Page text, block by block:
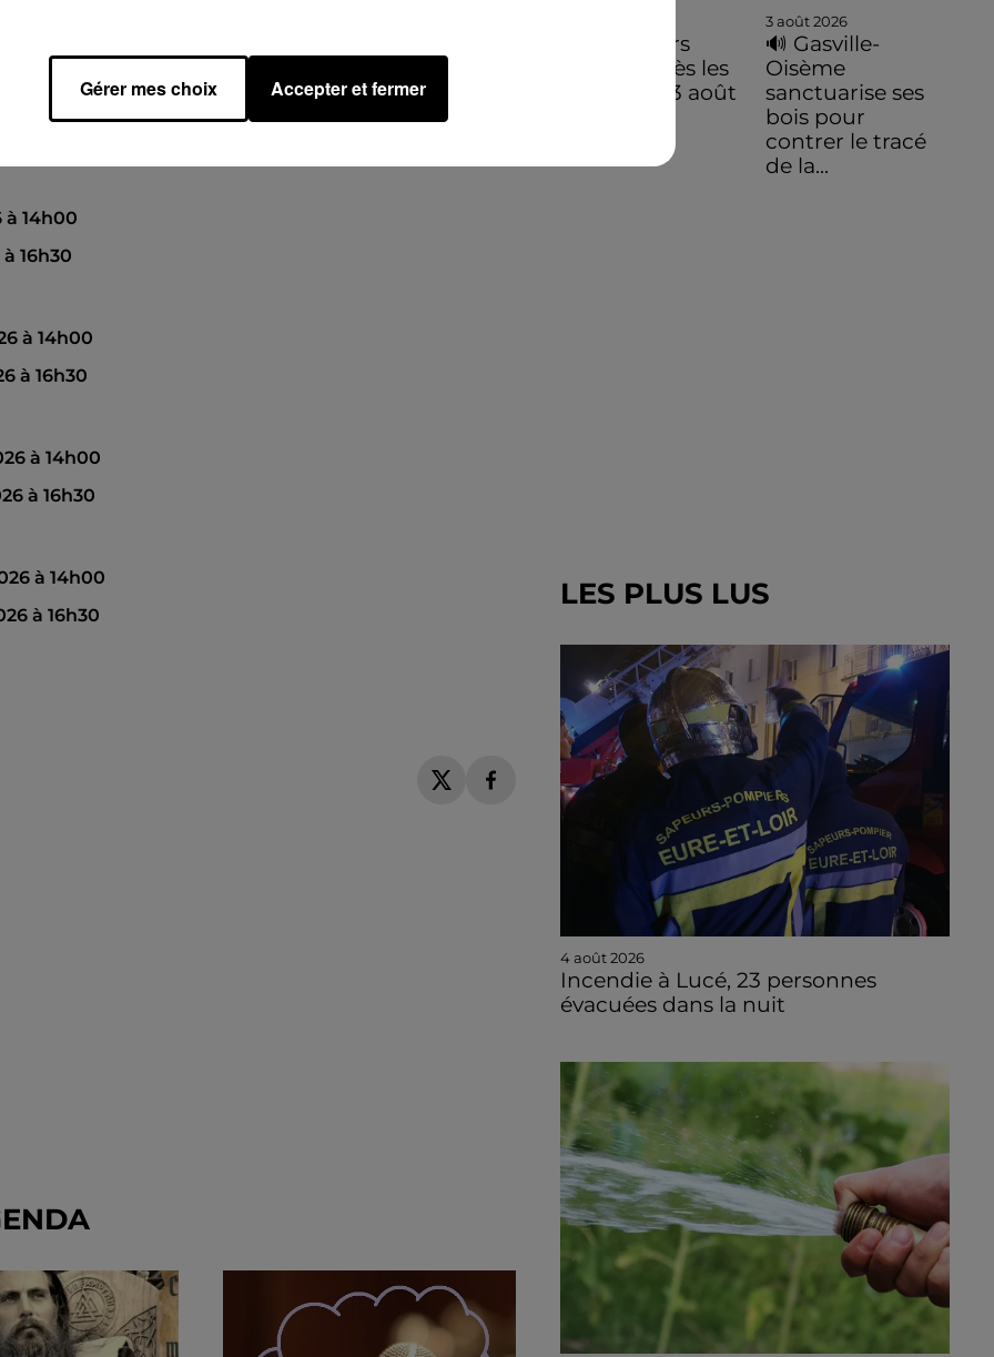
à 16h30
à 14h00
16h30
à 14h00
à 16h30
à 14h00
à 16h30
à 14h00
à 16h30
De premiers
dégâts après les
orages du 3 août
3 août 2026
🔊 Gasville-
Oisème
sanctuarise ses
bois pour
contrer le tracé
de la...
LES PLUS LUS
4 août 2026
Incendie à Lucé, 23 personnes
évacuées dans la nuit
Gérer mes choix Accepter et fermer